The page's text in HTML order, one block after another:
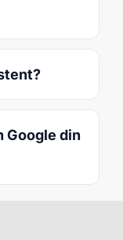
Google din